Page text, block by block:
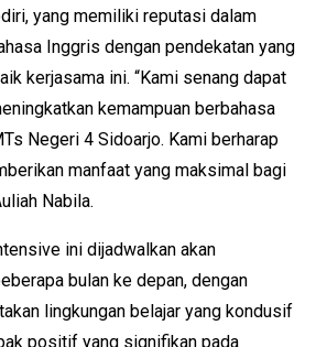
yang memiliki reputasi dalam
Inggris dengan pendekatan yang
kerjasama ini. “Kami senang dapat
kemampuan berbahasa
Negeri 4 Sidoarjo. Kami berharap
manfaat yang maksimal bagi
Nabila.
ini dijadwalkan akan
bulan ke depan, dengan
lingkungan belajar yang kondusif
positif yang signifikan pada